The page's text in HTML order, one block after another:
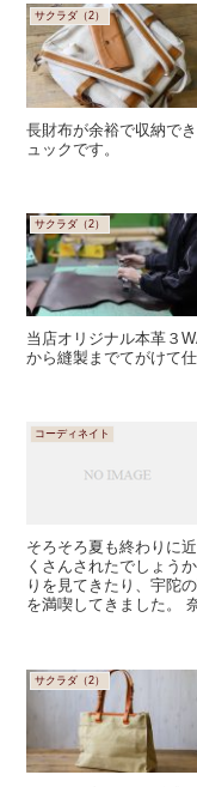
サクラダ（2）
長財布が余裕で収納で
ュックです。
サクラダ（2）
当店オリジナル本革３
から縫製までてがけて仕
コーディネイト
そろそろ夏も終わりに
くさんされたでしょう
りを見てきたり、宇陀
を満喫してきました。
サクラダ（2）